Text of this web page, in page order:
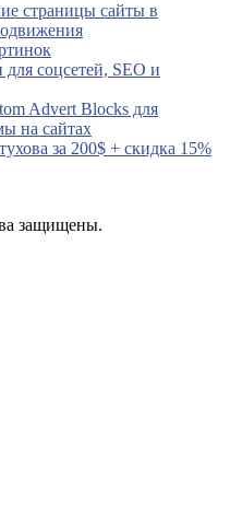
страницы сайты в
соцсетей, SEO и
Advert Blocks для
на сайтах
за 200$ + скидка 15%
защищены.